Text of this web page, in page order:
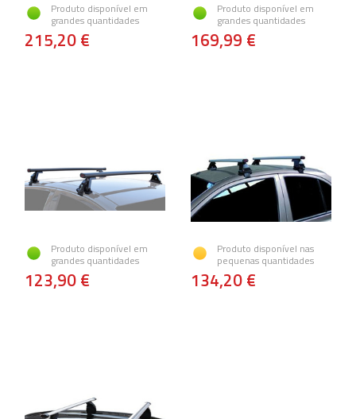
Produto disponível em
grandes quantidades
215,20 €
Produto disponível em
grandes quantidades
169,99 €
Produto disponível em
grandes quantidades
123,90 €
Produto disponível nas
pequenas quantidades
134,20 €